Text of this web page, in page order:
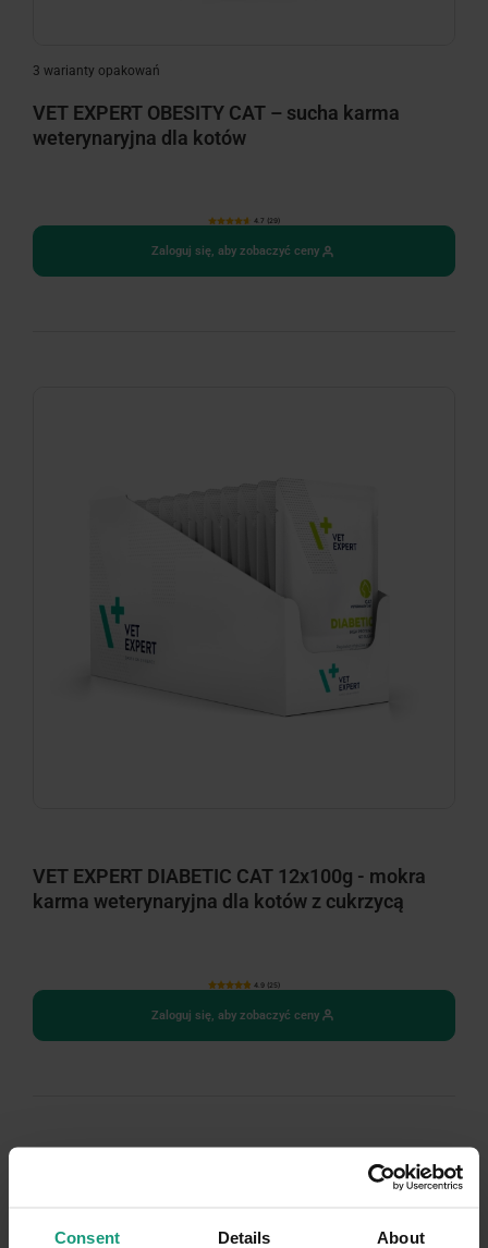
Consent Details About
3 warianty opakowań
VET EXPERT OBESITY CAT – sucha karma
weterynaryjna dla kotów
4.7 (29)
Zaloguj się, aby zobaczyć ceny
VET EXPERT DIABETIC CAT 12x100g - mokra
karma weterynaryjna dla kotów z cukrzycą
4.9 (25)
Zaloguj się, aby zobaczyć ceny